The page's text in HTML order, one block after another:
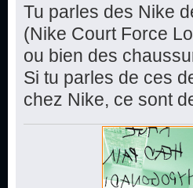
Tu parles des Nike
(Nike Court Force
ou bien des
Si tu parles de ces
chez Nike, ce sont